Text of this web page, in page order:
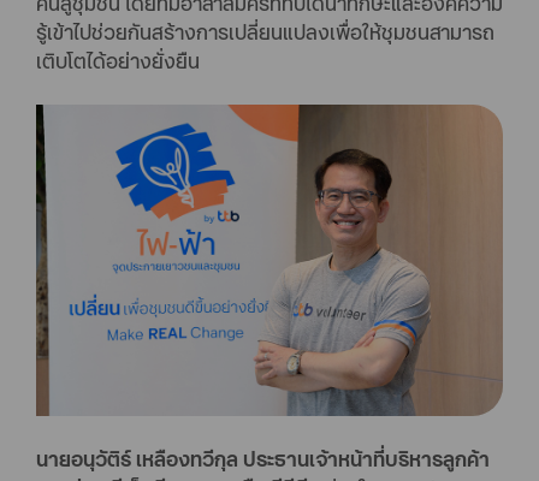
รู้เข้าไปช่วยกันสร้างการเปลี่ยนแปลงเพื่อให้ชุมชนสามารถ
เติบโตได้อย่างยั่งยืน
นายอนุวัติร์ เหลืองทวีกุล ประธานเจ้าหน้าที่บริหารลูกค้า